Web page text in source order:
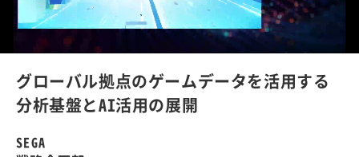
U
u
/
o
a
2
9
.
グローバル拠点のゲームデータを活用する
分析基盤とAI活用の展開
SEGA